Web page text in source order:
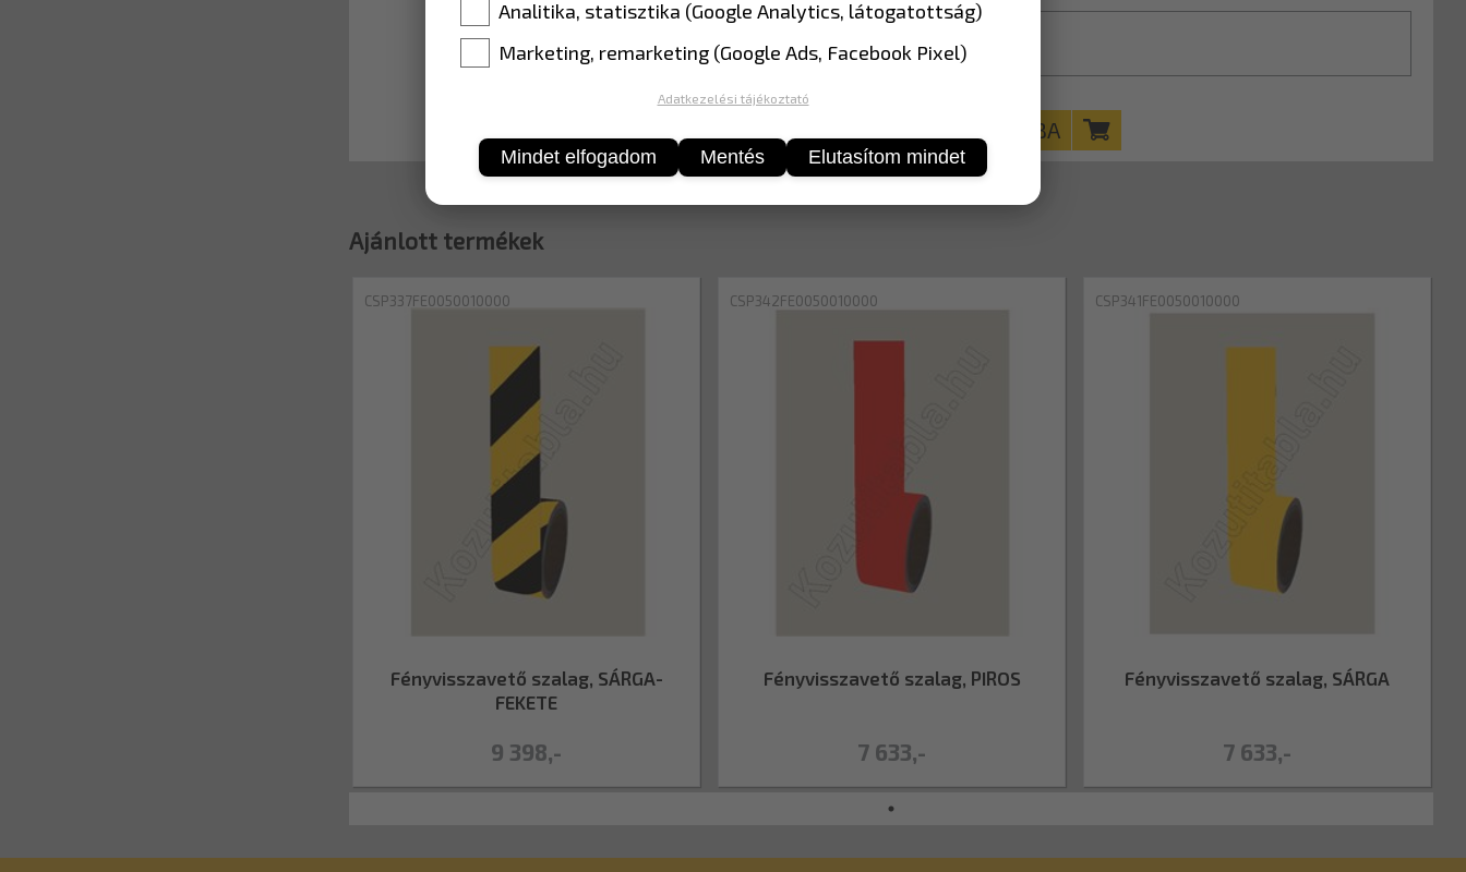
KOSÁRBA
Ajánlott termékek
CSP337FE0050010000
9 398,-
Fényvisszavető szalag, SÁRGA-
FEKETE
CSP342FE0050010000
7 633,-
Fényvisszavető szalag, PIROS
CSP341FE0050010000
7 633,-
Fényvisszavető szalag, SÁRGA
Analitika, statisztika (Google Analytics, látogatottság)
Marketing, remarketing (Google Ads, Facebook Pixel)
Adatkezelési tájékoztató
Mindet elfogadom Mentés Elutasítom mindet